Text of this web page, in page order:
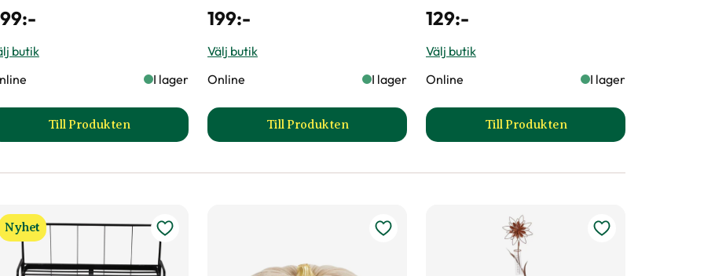
:-
butik
I lager
Till Produkten
till Hylla Göteborg produktsida
199:-
Välj butik
Online
I lager
Till Produkten
till Led-Ljus i ställning produktsida
129:-
Välj butik
Online
I lager
Till Produkten
till Papperssäck Eko
Nyhet